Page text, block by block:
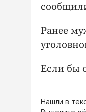
Ранее
Если бы
Нашли в